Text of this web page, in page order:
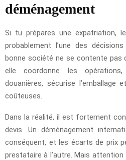
déménagement
Si tu prépares une expatriation,
probablement l’une des
bonne société ne se contente pas
elle coordonne les
douanières, sécurise l’emballage
coûteuses.
Dans la réalité, il est fortement
devis. Un déménagement
conséquent, et les écarts de prix
prestataire à l’autre. Mais attention